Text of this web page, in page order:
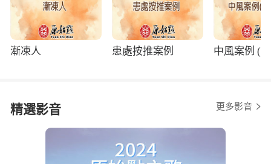
漸凍人 患處按推案例 中風案例 (
精選影音 更多影音